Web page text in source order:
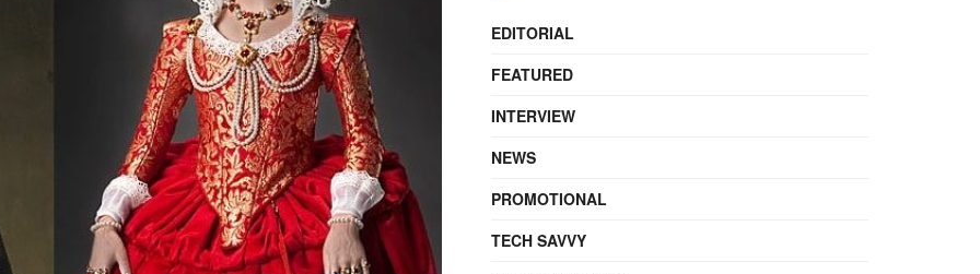
EDITORIAL
FEATURED
INTERVIEW
NEWS
PROMOTIONAL
TECH SAVVY